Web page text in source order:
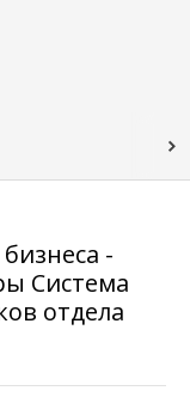
-
Система
отдела